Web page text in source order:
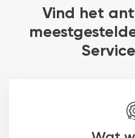
Vind het